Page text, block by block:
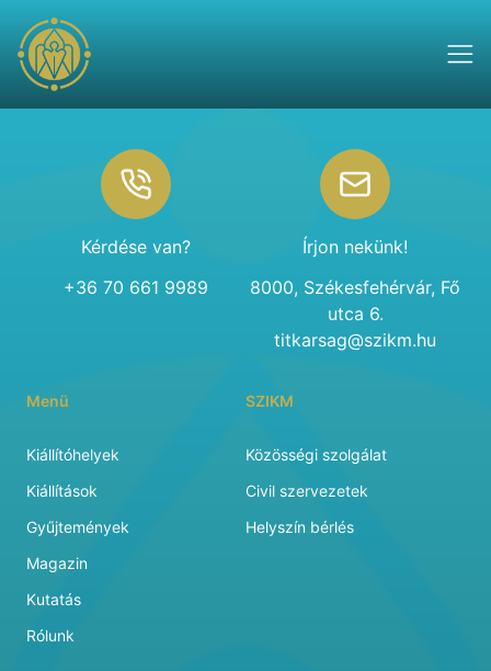
Kérdése van?
+36 70 661 9989
Írjon nekünk!
8000, Székesfehérvár, Fő
utca 6.
titkarsag@szikm.hu
Menü
Kiállítóhelyek
Kiállítások
Gyűjtemények
Magazin
Kutatás
Rólunk
SZIKM
Közösségi szolgálat
Civil szervezetek
Helyszín bérlés